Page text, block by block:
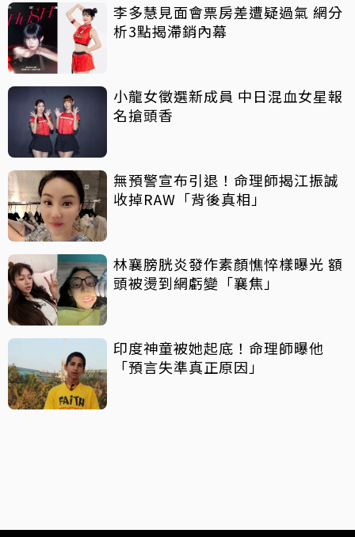
李多慧見面會票房差遭疑過氣 網分
析3點揭滯銷內幕
小龍女徵選新成員 中日混血女星報
名搶頭香
無預警宣布引退！命理師揭江振誠
收掉RAW「背後真相」
林襄膀胱炎發作素顏憔悴樣曝光 額
頭被燙到網虧變「襄焦」
印度神童被她起底！命理師曝他
「預言失準真正原因」